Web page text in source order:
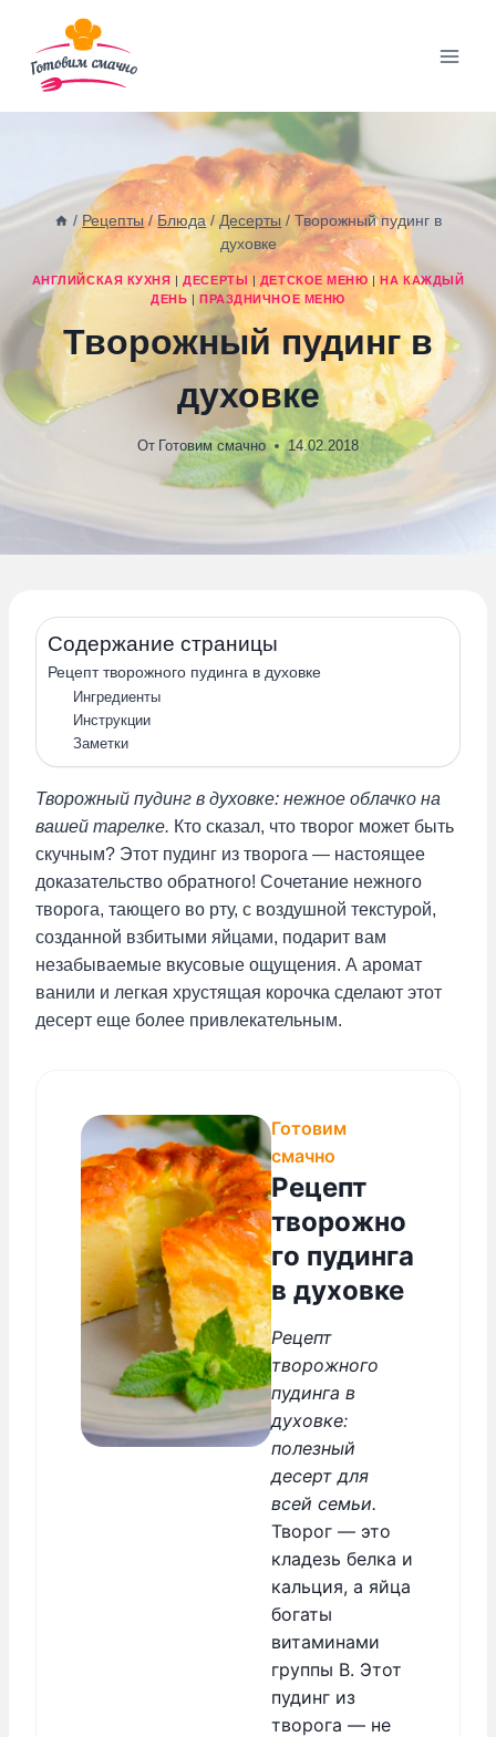
содержимому
/ Рецепты / Блюда / Десерты / Творожный пудинг в
духовке
АНГЛИЙСКАЯ КУХНЯ |ДЕСЕРТЫ | ДЕТСКОЕ МЕНЮ|НА КАЖДЫЙ
ДЕНЬ | ПРАЗДНИЧНОЕ МЕНЮ
Творожный пудинг в
духовке
От Готовим смачно 14.02.2018
Содержание страницы
Рецепт творожного пудинга в духовке
Ингредиенты
Инструкции
Заметки
Творожный пудинг в духовке: нежное облачко на
вашей тарелке. Кто сказал, что творог может быть
скучным? Этот пудинг из творога — настоящее
доказательство обратного! Сочетание нежного
творога, тающего во рту, с воздушной текстурой,
созданной взбитыми яйцами, подарит вам
незабываемые вкусовые ощущения. А аромат
ванили и легкая хрустящая корочка сделают этот
десерт еще более привлекательным.
Готовим
смачно
Рецепт
творожно
го пудинга
в духовке
Рецепт
творожного
пудинга в
духовке:
полезный
десерт для
всей семьи.
Творог — это
кладезь белка и
кальция, а яйца
богаты
витаминами
группы B. Этот
пудинг из
творога — не